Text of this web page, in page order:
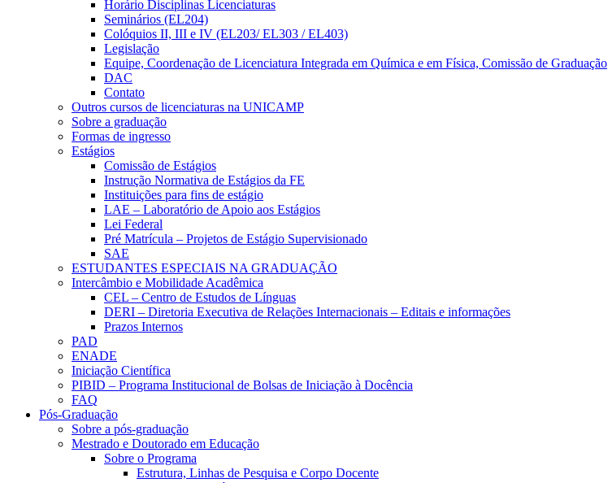
Horário Disciplinas Licenciaturas
Seminários (EL204)
Colóquios II, III e IV (EL203/ EL303 / EL403)
Legislação
Equipe, Coordenação de Licenciatura Integrada em Química e em Física, Comissão de Graduação
DAC
Contato
Outros cursos de licenciaturas na UNICAMP
Sobre a graduação
Formas de ingresso
Estágios
Comissão de Estágios
Instrução Normativa de Estágios da FE
Instituições para fins de estágio
LAE – Laboratório de Apoio aos Estágios
Lei Federal
Pré Matrícula – Projetos de Estágio Supervisionado
SAE
ESTUDANTES ESPECIAIS NA GRADUAÇÃO
Intercâmbio e Mobilidade Acadêmica
CEL – Centro de Estudos de Línguas
DERI – Diretoria Executiva de Relações Internacionais – Editais e informações
Prazos Internos
PAD
ENADE
Iniciação Científica
PIBID – Programa Institucional de Bolsas de Iniciação à Docência
FAQ
Pós-Graduação
Sobre a pós-graduação
Mestrado e Doutorado em Educação
Sobre o Programa
Estrutura, Linhas de Pesquisa e Corpo Docente